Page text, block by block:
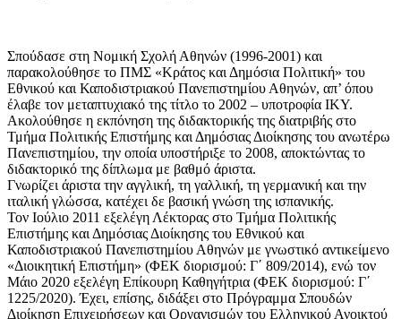
Σπούδασε στη Νομική Σχολή Αθηνών (1996-2001) και
παρακολούθησε το ΠΜΣ «Κράτος και Δημόσια Πολιτική» του
Εθνικού και Καποδιστριακού Πανεπιστημίου Αθηνών, απ’ όπου
έλαβε τον μεταπτυχιακό της τίτλο το 2002 – υποτροφία ΙΚΥ.
Ακολούθησε η εκπόνηση της διδακτορικής της διατριβής στο
Τμήμα Πολιτικής Επιστήμης και Δημόσιας Διοίκησης του ανωτέρω
Πανεπιστημίου, την οποία υποστήριξε το 2008, αποκτώντας το
διδακτορικό της δίπλωμα με βαθμό άριστα.
Γνωρίζει άριστα την αγγλική, τη γαλλική, τη γερμανική και την
ιταλική γλώσσα, κατέχει δε βασική γνώση της ισπανικής.
Τον Ιούλιο 2011 εξελέγη Λέκτορας στο Τμήμα Πολιτικής
Επιστήμης και Δημόσιας Διοίκησης του Εθνικού και
Καποδιστριακού Πανεπιστημίου Αθηνών με γνωστικό αντικείμενο
«Διοικητική Επιστήμη» (ΦΕΚ διορισμού: Γ΄ 809/2014), ενώ τον
Μάιο 2020 εξελέγη Επίκουρη Καθηγήτρια (ΦΕΚ διορισμού: Γ΄
1225/2020). Έχει, επίσης, διδάξει στο Πρόγραμμα Σπουδών
Διοίκηση Επιχειρήσεων και Οργανισμών του Ελληνικού Ανοικτού